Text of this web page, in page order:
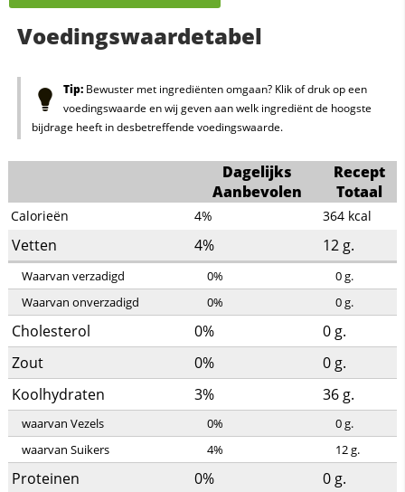
Voedingswaardetabel
Tip:Bewuster met ingrediënten omgaan? Klik of druk op een
voedingswaarde en wij geven aan welk ingrediënt de hoogste
bijdrage heeft in desbetreffende voedingswaarde.
Dagelijks
Aanbevolen
Recept
Totaal
Calorieën 4% 364 kcal
Vetten 4% 12g.
Waarvan verzadigd 0% 0g.
Waarvan onverzadigd
0% 0g.
Cholesterol 0% 0g.
Zout
0% 0g.
Koolhydraten
3% 36g.
waarvan Vezels 0% 0g.
waarvan Suikers
4% 12g.
Proteinen 0% 0g.